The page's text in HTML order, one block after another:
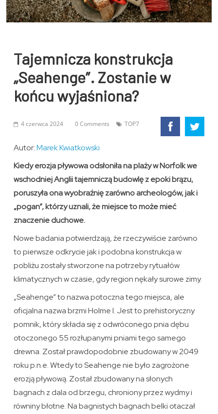
Tajemnicza konstrukcja
„Seahenge”. Zostanie w
końcu wyjaśniona?
4 czerwca 2024 0 Comments TOP7
Autor:Marek Kwiatkowski
Kiedy erozja pływowa odsłoniła na plaży w Norfolk we
wschodniej Anglii tajemniczą budowlę z epoki brązu,
poruszyła ona wyobraźnię zarówno archeologów, jak i
„pogan”, którzy uznali, że miejsce to może mieć
znaczenie duchowe.
Nowe badania potwierdzają, że rzeczywiście zarówno
to pierwsze odkrycie jak i podobna konstrukcja w
pobliżu zostały stworzone na potrzeby rytuałów
klimatycznych w czasie, gdy region nękały surowe zimy.
„Seahenge” to nazwa potoczna tego miejsca, ale
oficjalna nazwa brzmi Holme I. Jest to prehistoryczny
pomnik, który składa się z odwróconego pnia dębu
otoczonego 55 rozłupanymi pniami tego samego
drewna. Został prawdopodobnie zbudowany w 2049
roku p.n.e. Wtedy to Seahenge nie było zagrożone
erozją pływową. Został zbudowany na słonych
bagnach z dala od brzegu, chroniony przez wydmy i
równiny błotne. Na bagnistych bagnach belki otaczał